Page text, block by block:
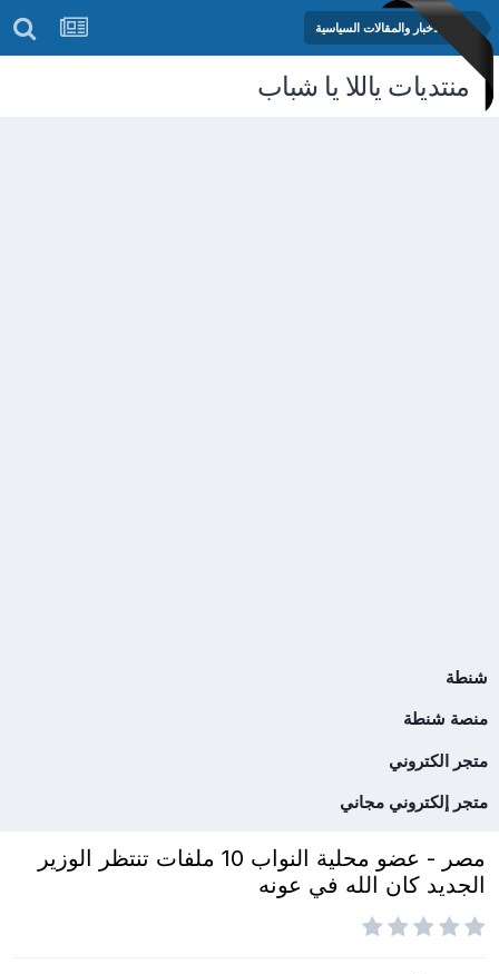
منتدى الأخبار والمقالات السياسية
منتديات ياللا يا شباب
شنطة
منصة شنطة
متجر الكتروني
متجر إلكتروني مجاني
مصر - عضو محلية النواب 10 ملفات تنتظر الوزير
الجديد كان الله في عونه